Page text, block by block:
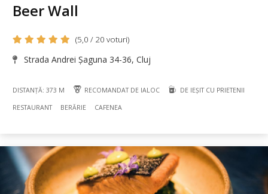
Beer Wall
(5,0 / 20 voturi)
Strada Andrei Șaguna 34-36, Cluj
DISTANȚĂ: 373 M RECOMANDAT DE IALOC DE IEȘIT CU PRIETENII
RESTAURANT BERĂRIE CAFENEA